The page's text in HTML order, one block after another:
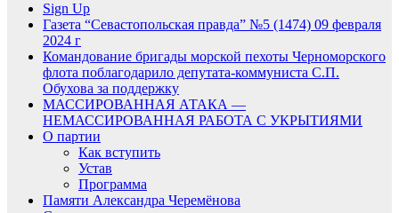
Sign Up
Газета “Севастопольская правда” №5 (1474) 09 февраля
2024 г
Командование бригады морской пехоты Черноморского
флота поблагодарило депутата-коммуниста С.П.
Обухова за поддержку
МАССИРОВАННАЯ АТАКА —
НЕМАССИРОВАННАЯ РАБОТА С УКРЫТИЯМИ
О партии
Как вступить
Устав
Программа
Памяти Александра Черемёнова